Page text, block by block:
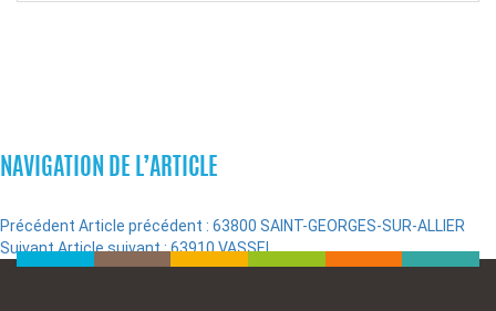
NAVIGATION DE L’ARTICLE
Précédent Article précédent : 63800 SAINT-GEORGES-SUR-ALLIER
SuivantArticle suivant :63910 VASSEL